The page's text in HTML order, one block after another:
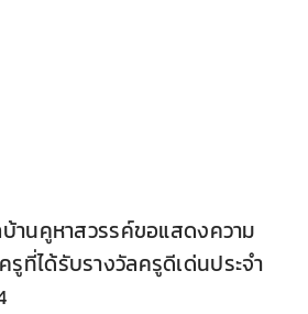
บ้านคูหาสวรรค์ขอแสดงความ
ที่ได้รับรางวัลครูดีเด่นประจำ